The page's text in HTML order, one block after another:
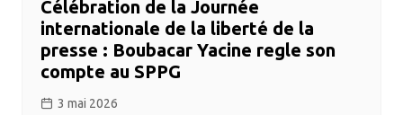
Célébration de la Journée
internationale de la liberté de la
presse : Boubacar Yacine regle son
compte au SPPG
3 mai 2026